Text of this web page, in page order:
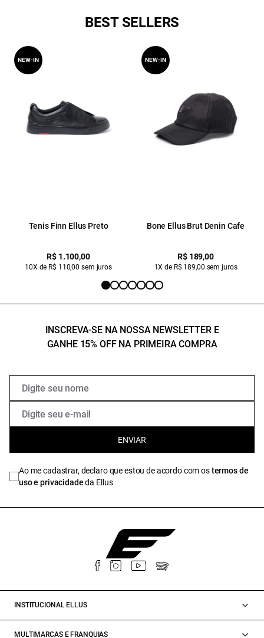
BEST SELLERS
Tenis Finn Ellus Preto
R$ 1.100,00
10X de R$ 110,00 sem juros
NEW-IN
Bone Ellus Brut Denin Cafe
R$ 189,00
1X de R$ 189,00 sem juros
NEW-IN
INSCREVA-SE NA NOSSA NEWSLETTER E
GANHE 15% OFF NA PRIMEIRA COMPRA
ENVIAR
Ao me cadastrar, declaro que estou de acordo com ostermos de
uso e privacidadeda Ellus
INSTITUCIONAL ELLUS
MULTIMARCAS E FRANQUIAS